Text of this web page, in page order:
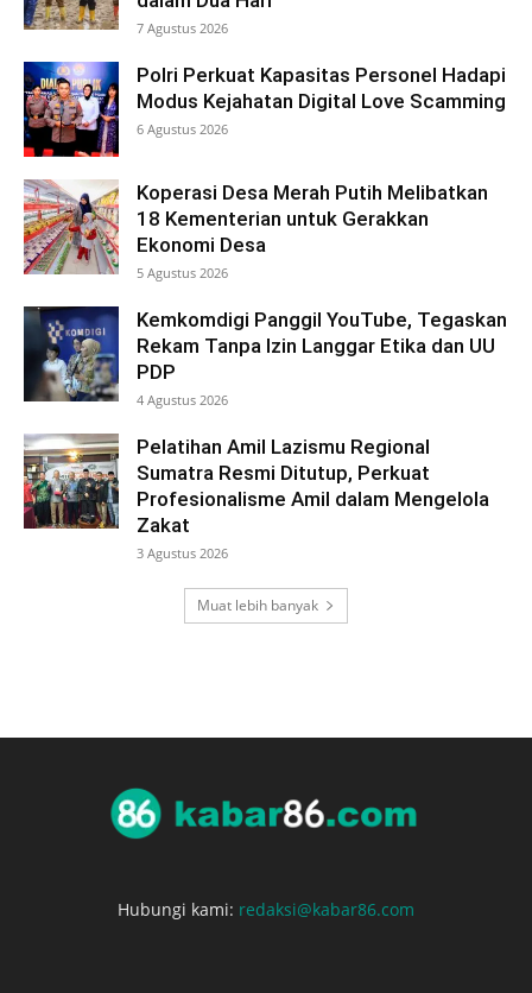
7 Agustus 2026
Polri Perkuat Kapasitas Personel Hadapi
Modus Kejahatan Digital Love Scamming
6 Agustus 2026
Koperasi Desa Merah Putih Melibatkan
18 Kementerian untuk Gerakkan
Ekonomi Desa
5 Agustus 2026
Kemkomdigi Panggil YouTube, Tegaskan
Rekam Tanpa Izin Langgar Etika dan UU
PDP
4 Agustus 2026
Pelatihan Amil Lazismu Regional
Sumatra Resmi Ditutup, Perkuat
Profesionalisme Amil dalam Mengelola
Zakat
3 Agustus 2026
Muat lebih banyak
Hubungi kami: redaksi@kabar86.com